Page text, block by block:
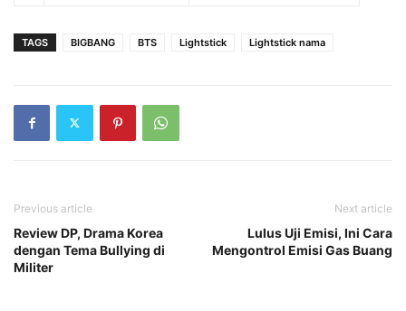
TAGS BIGBANG BTS Lightstick Lightstick nama
Previous article
Review DP, Drama Korea
dengan Tema Bullying di
Militer
Next article
Lulus Uji Emisi, Ini Cara
Mengontrol Emisi Gas Buang